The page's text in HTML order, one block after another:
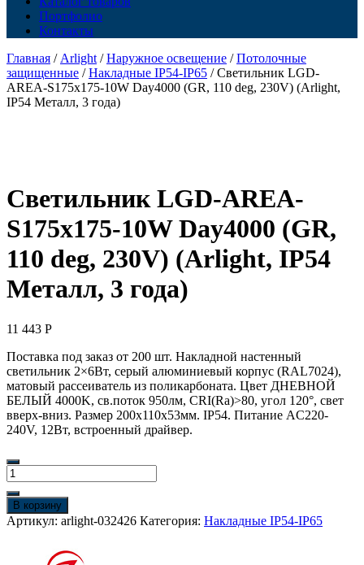
Портфолио
Контакты
Главная / Arlight /Наружное освещение /Потолочные
защищенные /Накладные IP54-IP65 / Светильник LGD-
AREA-S175x175-10W Day4000 (GR, 110 deg, 230V) (Arlight,
IP54 Металл, 3 года)
Светильник LGD-AREA-
S175x175-10W Day4000 (GR,
110 deg, 230V) (Arlight, IP54
Металл, 3 года)
11 443 Р
Поставка под заказ от 200 шт. Накладной настенный
светильник 2×6Вт, серый алюминиевый корпус (RAL7024),
матовый рассеиватель из поликарбоната. Цвет ДНЕВНОЙ
БЕЛЫЙ 4000K, св.поток 950лм, CRI(Ra)>80, угол 120°, свет
вверх-вниз. Размер 200x110x53мм. IP54. Питание AC220-
240V, 12Вт, встроенный драйвер.
Количество
товара
Светильник
LGD-
AREA-
В корзину
Артикул: arlight-032426 Категория: Накладные IP54-IP65